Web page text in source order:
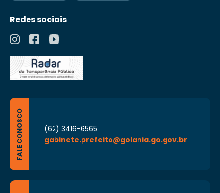
Redes sociais
FALE CONOSCO
(62) 3416-6565
gabinete.prefeito@goiania.go.gov.br